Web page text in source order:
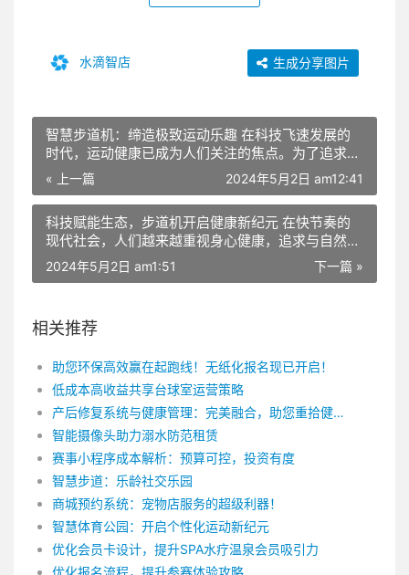
水滴智店 生成分享图片
智慧步道机：缔造极致运动乐趣 在科技飞速发展的
时代，运动健康已成为人们关注的焦点。为了追求更
高品质的生活，越来越多的人开始注重锻炼身体，培
养健康的生活习惯。在这个过程中，智慧步道机应运
而生，以其更智能、更精准、更高效的特点，成为运
动健康的得力助手。 首先，智慧步道机的智能体现
在个性化训练计划制定上。传统的运动方式可能存在
一定的盲目性，而智慧步道机通过内置的智能系统，
可以分析个人的运动数据，如心率、速度、运动时长
步道机还可以根据运动者的需求和目标，调整训练方
案，使得运动更加科学、有效。 其次，智慧步道机
过程中，智慧步道机可以通过传感器精确捕捉运动者
的运动数据，并通过大数据分析技术，将这些数据实
时呈现给运动者。这样，运动者可以更加直观地了解
自己的运动状态，调整运动强度和方式，避免运动过
量或不足的情况。 再次，智慧步道机的高效体现在
其多样化的运动模式和丰富的课程资源上。相较于传
统的运动器材，智慧步道机提供了丰富多样的运动模
式，如跑步、骑行、登山等，满足运动者多样化的需
求。此外，智慧步道机还与多家健身机构、专业教练
合作，提供一系列量身定制的运动课程，帮助运动者
更快地达到运动目标。 此外，智慧步道机还具有社
« 上一篇 2024年5月2日 am12:41
科技赋能生态，步道机开启健康新纪元 在快节奏的
现代社会，人们越来越重视身心健康，追求与自然的
和谐共生。在这种背景下，智慧步道机应运而生，为
人们提供了一种全新的健康生活方式。它融合了现代
健身设备，采用了先进的人工智能技术。它能够根据
人量身定制个性化的运动方案。同时，智慧步道机还
具备互动娱乐功能，让运动变得更加有趣，轻松摆脱
单一枯燥的运动形式。这不仅有助于提高人们的运动
积极性，还能有效改善运动效果，让健身变得更加轻
松愉悦。 与此同时，智慧步道机充分考虑到了人与
自然的和谐共生。它采用了绿色环保材料，减少对环
境的影响。此外，智慧步道机还配备了智能感知系
统，能够实时监测环境变化，调整运行模式，确保在
运动过程中最大限度地降低对周围环境的干扰。这使
得智慧步道机成为一款符合现代人绿色生活理念的健
身设备。 在我国，越来越多的人开始关注身心健
康，追求身心灵的和谐发展。智慧步道机恰恰满足了
下一篇 »
2024年5月2日 am1:51
相关推荐
助您环保高效赢在起跑线！无纸化报名现已开启！
低成本高收益共享台球室运营策略
产后修复系统与健康管理：完美融合，助您重拾健康
智能摄像头助力溺水防范租赁
赛事小程序成本解析：预算可控，投资有度
智慧步道：乐龄社交乐园
商城预约系统：宠物店服务的超级利器！
智慧体育公园：开启个性化运动新纪元
优化会员卡设计，提升SPA水疗温泉会员吸引力